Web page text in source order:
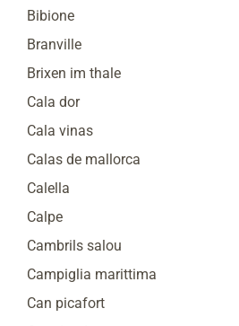
Bibione
Branville
Brixen im thale
Cala dor
Cala vinas
Calas de mallorca
Calella
Calpe
Cambrils salou
Campiglia marittima
Can picafort